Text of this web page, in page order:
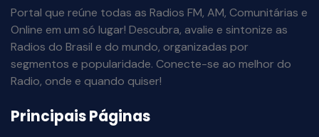
Portal que reúne todas as Radios FM, AM, Comunitárias e
Online em um só lugar! Descubra, avalie e sintonize as
Radios do Brasil e do mundo, organizadas por
segmentos e popularidade. Conecte-se ao melhor do
Radio, onde e quando quiser!
Principais Páginas